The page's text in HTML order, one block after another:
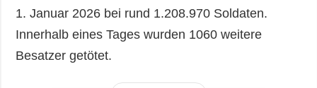
1. Januar 2026 bei rund 1.208.970 Soldaten.
Innerhalb eines Tages wurden 1060 weitere
Besatzer getötet.